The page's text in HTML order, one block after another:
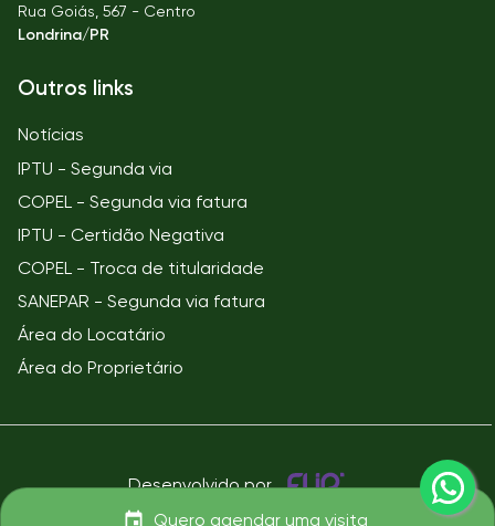
Quero agendar uma visita
Rua Goiás, 567 - Centro
Londrina/PR
Outros links
Notícias
IPTU - Segunda via
COPEL - Segunda via fatura
IPTU - Certidão Negativa
COPEL - Troca de titularidade
SANEPAR - Segunda via fatura
Área do Locatário
Área do Proprietário
Desenvolvido por